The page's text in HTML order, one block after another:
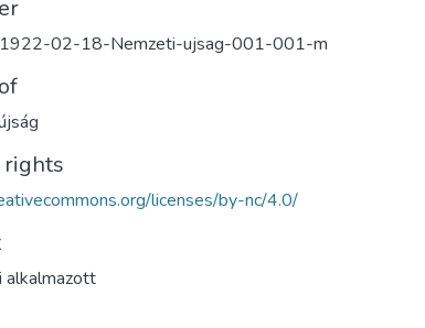
02-18-Nemzeti-ujsag-001-001-m
rights
licenses/by-nc/4.0/
alkalmazott